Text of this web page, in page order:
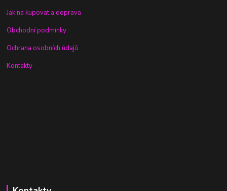
Jak na kupovat a doprava
Obchodní podmínky
Ochrana osobních údajů
Kontakty